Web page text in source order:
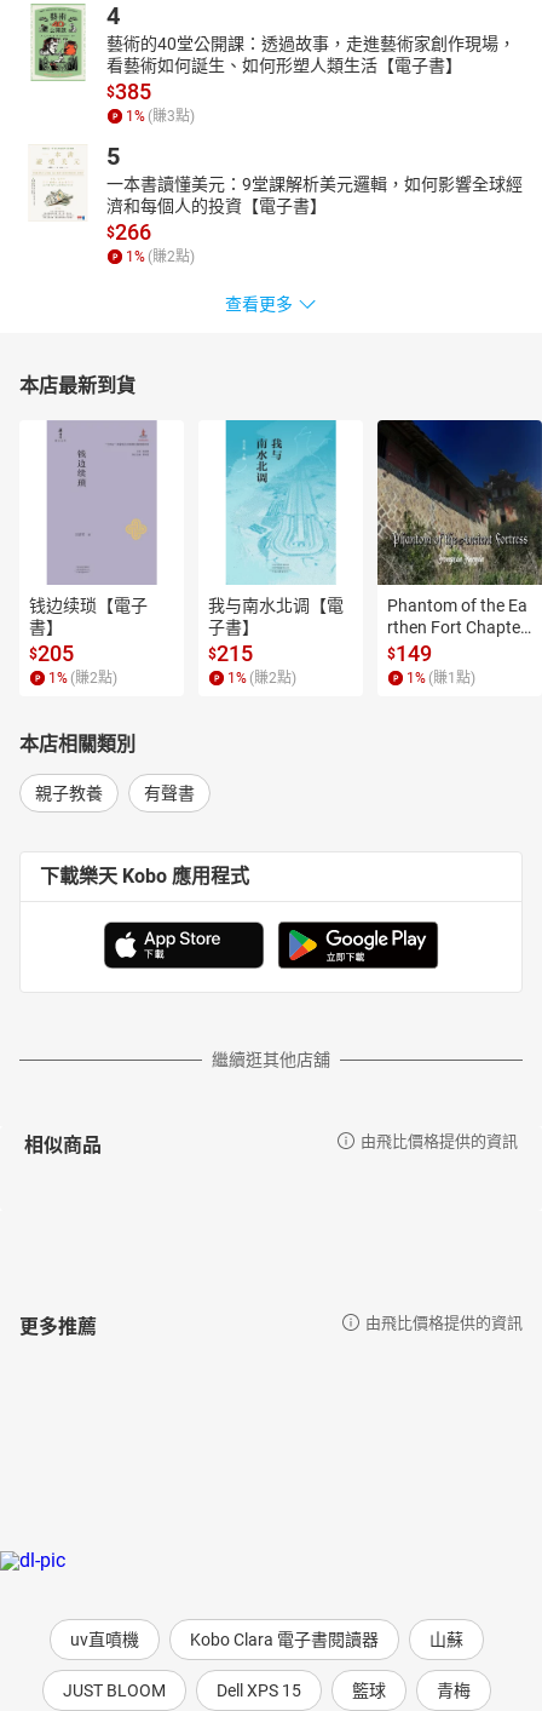
周志明（采牧士山房總修護師）
每一回看郭喜斌老師的書，就像整個人徜徉在歷史文化的汪洋大海
中。而這次《走遊三國101回》的出版還加上了十則的有聲說書，更
加讓我悠遊故事之精彩，盡嘗章回演義的喜、怒、哀、樂。
郭老師長年以文學素養搶救因「速食化」而崩解的「宮廟美學」，
填補地方思想，本次所寫三國議題，更能跨足網遊文化，深入人間
肌理，不得不拜手崇敬。
康鍩錫（文史工作者、社區大學講師）
《走遊三國101回》面市，誠意祝賀他，並且推薦給大家。
的藝文教育功能。祝福他的新書能啟發更多人！
駱芬美（歷史博士、台灣史作家）
郭喜斌老師對廟宇的傳統建築裝飾故事長期投注心力研究調查。新
作《走遊三國101回》再次帶來精彩戲文，個人真歡喜推薦給各位朋
作者及朗讀者簡介：
台灣雲林縣人。對於人文古蹟一直有著濃烈的好奇與探索的衝動，
以人文書寫的角度看待這塊土地。1990年開始拿起筆和相機，記錄
屬於這塊土地上眾多廟宇的故事。不論是旅遊、生活、民俗、古
蹟、文化等，都化成個人探索地方人文族群生活的題材。曾參加雲
者。曾任雲林地區庄頭聚落慶典普查工作召集人（2010-2016
年）。《圖解台灣廟宇傳奇故事》入選文化部2017 Book From
Taiwan。近期參與普查撰述「108年雲林縣政府推動國家文化記憶
著作：《聽！台灣廟宇說故事》（絕版）、《再聽！台灣廟宇說故
事》（絕版）、《遇雨訪古：新莊慈祐宮建築裝飾藝術初探》、
《拱範宮傳統建築藝術》（與林敏雄合著）、《追隨媽祖的足跡》
（與黃晨淳合著）、《圖解台灣廟宇傳奇故事》（含電子書）、
《圖解台灣廟宇戲文圖鑑》（含電子書）、《圖解台灣民間吉祥圖
（聯合）攝影展。
01背景前言
07曹操獻刀
08陳宮捉放曹
4
藝術的40堂公開課：透過故事，走進藝術家創作現場，
看藝術如何誕生、如何形塑人類生活【電子書】
$385
1 % (賺3點)
5
一本書讀懂美元：9堂課解析美元邏輯，如何影響全球經
濟和每個人的投資【電子書】
$266
1 % (賺2點)
查看更多
本店最新到貨
钱边续琐【電子
書】
$205
1 % (賺2點)
我与南水北调【電
子書】
$215
1 % (賺2點)
Phantom of the Ea
rthen Fort Chapter
4【有聲書】
$149
1 % (賺1 點)
本店相關類別
親子教養 有聲書
下載樂天 Kobo 應用程式
繼續逛其他店舖
相似商品 由飛比價格提供的資訊
更多推薦 由飛比價格提供的資訊
uv直噴機 Kobo Clara 電子書閱讀器 山蘇
JUST BLOOM Dell XPS 15 籃球 青梅